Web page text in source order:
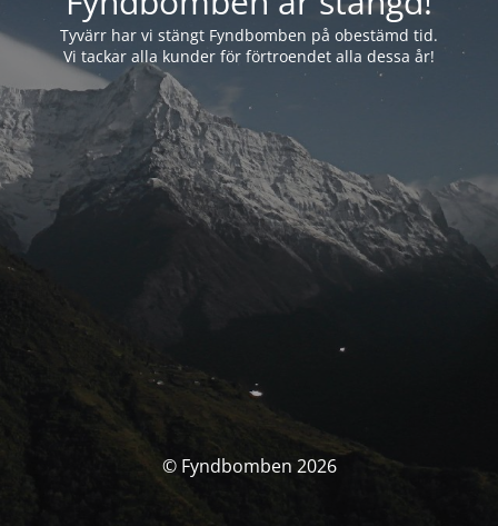
Tyvärr har vi stängt Fyndbomben på obestämd tid.
Vi tackar alla kunder för förtroendet alla dessa år!
© Fyndbomben 2026